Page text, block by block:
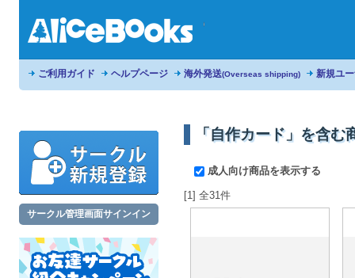
ご利用ガイド ヘルプページ 海外発送(Overseas shipping) 新規ユ
サークル管理画面サインイン
「自作カード」を含む
成人向け商品を表示する
[1] 全31件